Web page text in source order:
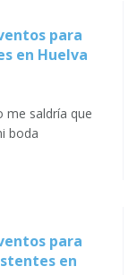
para
en Huelva
me saldría que
boda
para
en